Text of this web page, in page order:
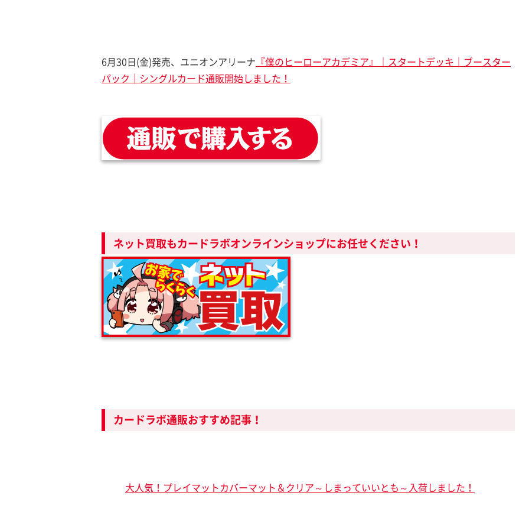
6月30日(金)発売、ユニオンアリーナ 『僕のヒーローアカデミア』｜スタートデッキ｜ブースター
パック｜シングルカード通販開始しました！
ネット買取もカードラボオンラインショップにお任せください！
カードラボ通販おすすめ記事！
大人気！プレイマットカバーマット＆クリア～しまっていいとも～入荷しました！